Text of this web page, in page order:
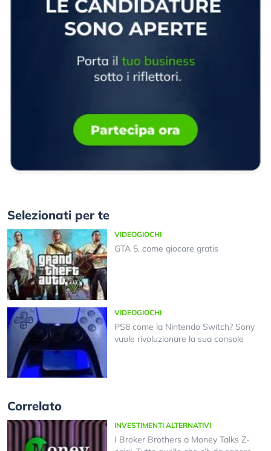
Selezionati per te
VIDEOGIOCHI
GTA 5, come giocare gratis
VIDEOGIOCHI
PS6 come la Nintendo Switch? Sony
vuole rivoluzionare la sua console
Correlato
INVESTIMENTI ALTERNATIVI
I Broker Brothers a Money Talks Z-